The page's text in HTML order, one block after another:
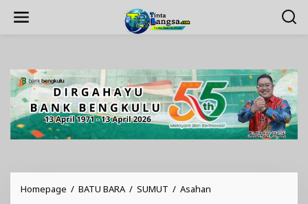
Homepage / BATU BARA / SUMUT / Asahan